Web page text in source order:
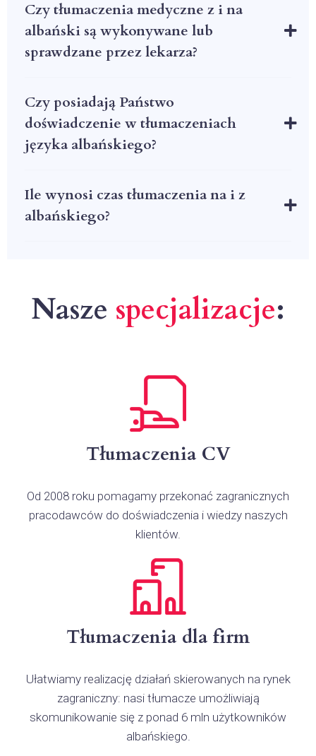
Czy tłumaczenia medyczne z i na
albański są wykonywane lub
sprawdzane przez lekarza?
Czy posiadają Państwo
doświadczenie w tłumaczeniach
języka albańskiego?
Ile wynosi czas tłumaczenia na i z
albańskiego?
Nasze specjalizacje:
Tłumaczenia CV
Od 2008 roku pomagamy przekonać zagranicznych
pracodawców do doświadczenia i wiedzy naszych
klientów.
Tłumaczenia dla firm
Ułatwiamy realizację działań skierowanych na rynek
zagraniczny: nasi tłumacze umożliwiają
skomunikowanie się z ponad 6 mln użytkowników
albańskiego.